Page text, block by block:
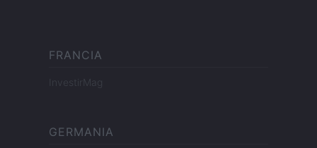
FRANCIA
InvestirMag
GERMANIA